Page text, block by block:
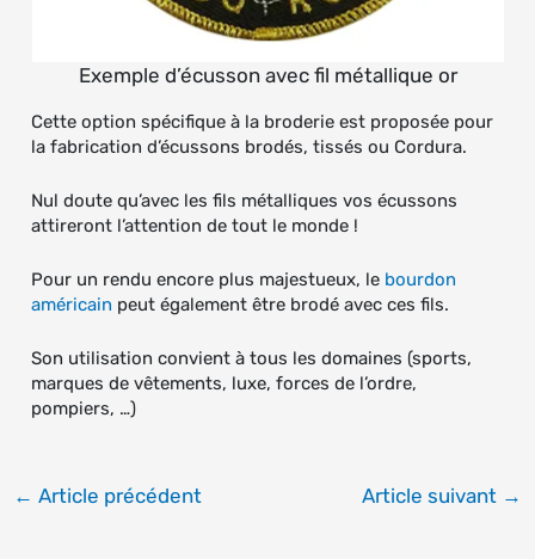
Exemple d’écusson avec fil métallique or
Cette option spécifique à la broderie est proposée pour
la fabrication d’écussons brodés, tissés ou Cordura.
Nul doute qu’avec les fils métalliques vos écussons
attireront l’attention de tout le monde !
Pour un rendu encore plus majestueux, le bourdon
américain peut également être brodé avec ces fils.
Son utilisation convient à tous les domaines (sports,
marques de vêtements, luxe, forces de l’ordre,
pompiers, …)
← Article précédent Article suivant →